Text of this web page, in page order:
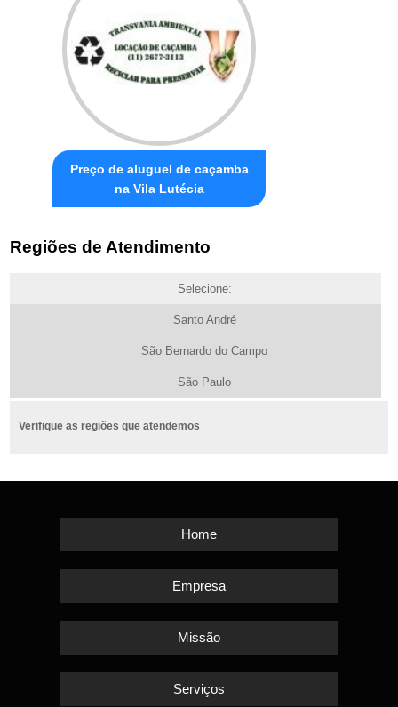
Preço de aluguel de caçamba
na Vila Lutécia
Regiões de Atendimento
Selecione:
Santo André
São Bernardo do Campo
São Paulo
Verifique as regiões que atendemos
Home
Empresa
Missão
Serviços